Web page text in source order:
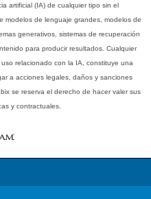
artificial (IA) de cualquier tipo sin el
modelos de lenguaje grandes, modelos de
generativos, sistemas de recuperación
para producir resultados. Cualquier
relacionado con la IA, constituye una
a acciones legales, daños y sanciones
se reserva el derecho de hacer valer sus
y contractuales.